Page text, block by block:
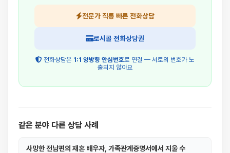
전문가 직통 빠른 전화상담
로시콜 전화상담권
전화상담은 1:1 양방향 안심번호로 연결 — 서로의 번호가 노
출되지 않아요
같은 분야 다른 상담 사례
사망한 전남편의 재혼 배우자, 가족관계증명서에서 지울 수